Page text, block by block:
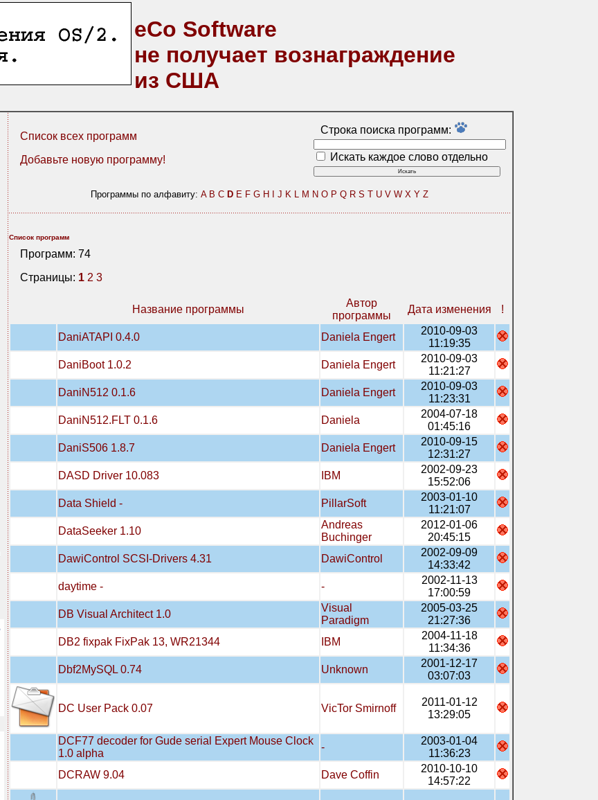
eCo Software
не получает вознаграждение
из США
Список всех программ
Добавьте новую программу!
Строка поиска программ:
Искать каждое слово отдельно
Программы по алфавиту: A B C D E F G H J K L M N O P Q R S T U V W X Y Z
Список программ
Программ: 74
Страницы: 1 2 3
Название программы
Автор
программы
Дата изменения !
DaniATAPI 0.4.0 Daniela Engert
2010-09-03
11:19:35
DaniBoot 1.0.2
Daniela Engert
2010-09-03
11:21:27
DaniN512 0.1.6
Daniela Engert
2010-09-03
11:23:31
DaniN512.FLT 0.1.6
Daniela
2004-07-18
01:45:16
DaniS506 1.8.7
Daniela Engert
2010-09-15
12:31:27
DASD Driver 10.083
IBM
2002-09-23
15:52:06
Data Shield -
PillarSoft
2003-01-10
11:21:07
DataSeeker 1.10
Andreas
Buchinger
2012-01-06
20:45:15
DawiControl SCSI-Drivers 4.31
DawiControl
2002-09-09
14:33:42
daytime -
-
2002-11-13
17:00:59
DB Visual Architect 1.0
Visual
Paradigm
2005-03-25
21:27:36
DB2 fixpak FixPak 13, WR21344
IBM
2004-11-18
11:34:36
Dbf2MySQL 0.74
Unknown
2001-12-17
03:07:03
DC User Pack 0.07 VicTor Smirnoff
2011-01-12
13:29:05
DCF77 decoder for Gude serial Expert Mouse Clock
1.0 alpha
-
2003-01-04
11:36:23
DCRAW 9.04
Dave Coffin
2010-10-10
14:57:22